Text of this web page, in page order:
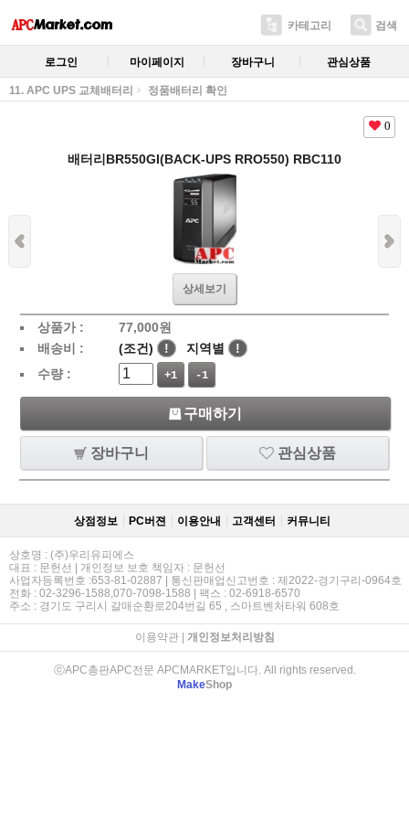
카테고리 검색
로그인 마이페이지 장바구니 관심상품
11. APC UPS 교체배터리 정품배터리 확인
0
배터리BR550GI(BACK-UPS RRO550) RBC110
상세보기
상품가 : 77,000원
배송비 :
(조건) ! 지역별
!
수량 :
+1 -1
구매하기
장바구니 관심상품
상점정보 PC버젼 이용안내 고객센터 커뮤니티
상호명 : (주)우리유피에스
대표 : 문헌선 | 개인정보 보호 책임자 : 문헌선
사업자등록번호 :653-81-02887 | 통신판매업신고번호 : 제2022-경기구리-0964호
전화 : 02-3296-1588,070-7098-1588 | 팩스 : 02-6918-6570
주소 : 경기도 구리시 갈매순환로204번길 65 , 스마트벤처타워 608호
이용약관| 개인정보처리방침
ⓒAPC총판APC전문 APCMARKET입니다. All rights reserved.
MakeShop